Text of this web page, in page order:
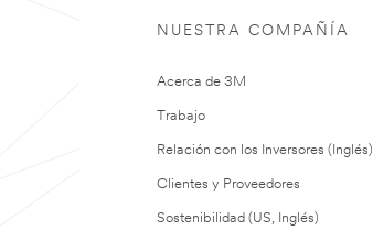
NUESTRA COMPAÑÍA
Acerca de 3M
Trabajo
Relación con los Inversores (Inglés)
Clientes y Proveedores
Sostenibilidad (US, Inglés)